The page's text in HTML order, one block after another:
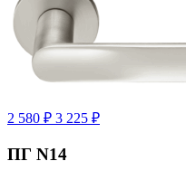
2 580 ₽ 3 225 ₽
ПГ N14